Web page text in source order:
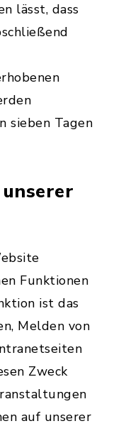
lässt, dass
sieben Tagen
Funktionen
ist das
Melden von
Zweck
auf unserer